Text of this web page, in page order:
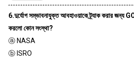
6.দুর্যোগ সম্ভাবনাযুক্ত আবহাওয়াকে ট্র্যাক করার জন্য
করলো কোন সংস্থা?
ⓐ NASA
ⓑ ISRO